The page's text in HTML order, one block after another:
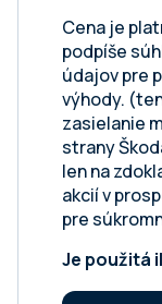
Cena je
podpíše
údajov pre
výhody.
zasielanie
strany
len na
akcií v
pre
Je použitá